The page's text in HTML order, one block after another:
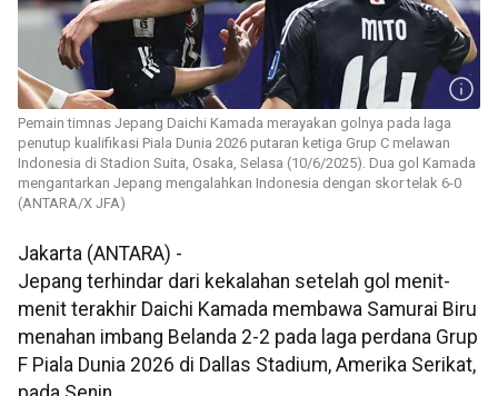
Pemain timnas Jepang Daichi Kamada merayakan golnya pada laga
penutup kualifikasi Piala Dunia 2026 putaran ketiga Grup C melawan
Indonesia di Stadion Suita, Osaka, Selasa (10/6/2025). Dua gol Kamada
mengantarkan Jepang mengalahkan Indonesia dengan skor telak 6-0
(ANTARA/X JFA)
Jakarta (ANTARA) -
Jepang terhindar dari kekalahan setelah gol menit-
menit terakhir Daichi Kamada membawa Samurai Biru
menahan imbang Belanda 2-2 pada laga perdana Grup
F Piala Dunia 2026 di Dallas Stadium, Amerika Serikat,